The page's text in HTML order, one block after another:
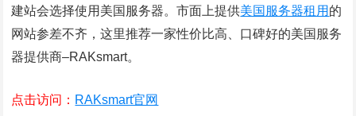
建站会选择使用美国服务器。市面上提供美国服务器租用 的
网站参差不齐，这里推荐一家性价比高、口碑好的美国服务
器提供商–RAKsmart。
点击访问： RAKsmart官网